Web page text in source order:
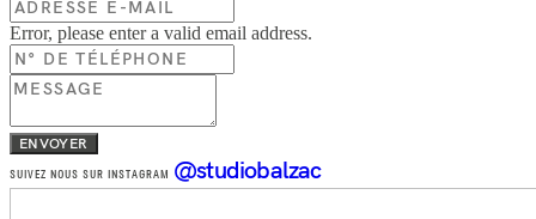
Error, please enter a valid email address.
ENVOYER
SUIVEZ NOUS SUR INSTAGRAM @studiobalzac